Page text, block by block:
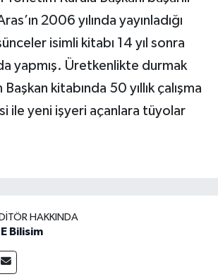
2006 yılında yayınladığı
isimli kitabı 14 yıl sonra
da yapmış. Üretkenlikte durmak
Başkan kitabında 50 yıllık çalışma
ile yeni işyeri açanlara tüyolar
HAKKINDA
Bilisim